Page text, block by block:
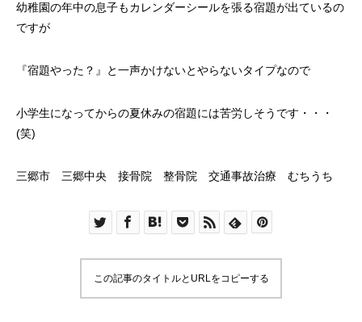
幼稚園の年中の息子もカレンダーシールを張る宿題が出ているの
ですが
『宿題やった？』と一声かけないとやらないタイプなので
小学生になってからの夏休みの宿題には苦労しそうです・・・
(笑)
三郷市 三郷中央 接骨院 整骨院 交通事故治療 むちうち
この記事のタイトルとURLをコピーする